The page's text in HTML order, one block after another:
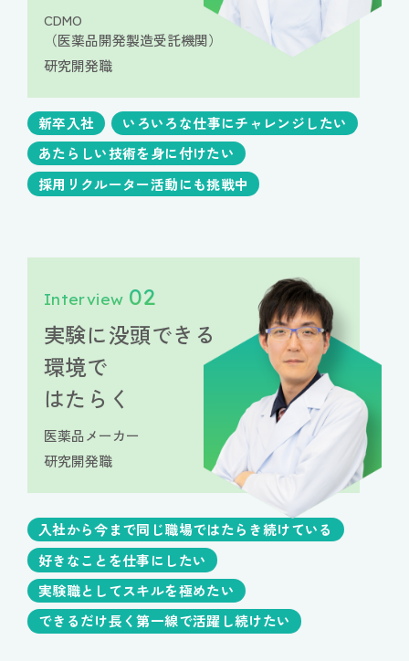
CDMO
（医薬品開発製造受託機関）
研究開発職
新卒入社
いろいろな仕事にチャレンジしたい
あたらしい技術を身に付けたい
採用リクルーター活動にも挑戦中
Interview 02
実験に没頭できる
環境で
はたらく
医薬品メーカー
研究開発職
入社から今まで同じ職場ではたらき続けている
好きなことを仕事にしたい
実験職としてスキルを極めたい
できるだけ長く第一線で活躍し続けたい